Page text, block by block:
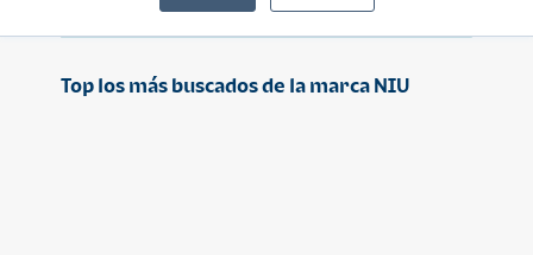
Top los más buscados de la marca NIU